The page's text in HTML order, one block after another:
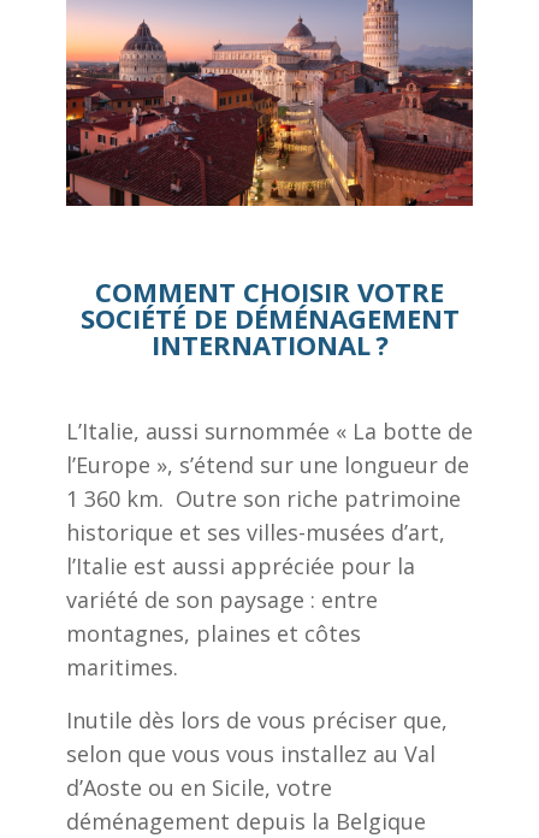
COMMENT CHOISIR VOTRE
SOCIÉTÉ DE DÉMÉNAGEMENT
INTERNATIONAL ?
L’Italie, aussi surnommée « La botte de
l’Europe », s’étend sur une longueur de
1 360 km. Outre son riche patrimoine
historique et ses villes-musées d’art,
l’Italie est aussi appréciée pour la
variété de son paysage : entre
montagnes, plaines et côtes
maritimes.
Inutile dès lors de vous préciser que,
selon que vous vous installez au Val
d’Aoste ou en Sicile, votre
déménagement depuis la Belgique